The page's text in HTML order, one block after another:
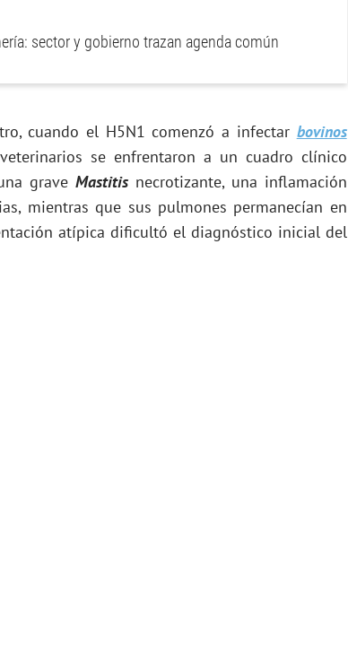
sector y gobierno trazan agenda común
cuando el H5N1 comenzó a infectar bovinos
se enfrentaron a un cuadro clínico
graveMastitis necrotizante, una inflamación
mientras que sus pulmones permanecían en
atípica dificultó el diagnóstico inicial del